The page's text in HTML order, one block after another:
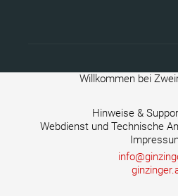
Willkommen bei
Hinweise &
Webdienst und Technische